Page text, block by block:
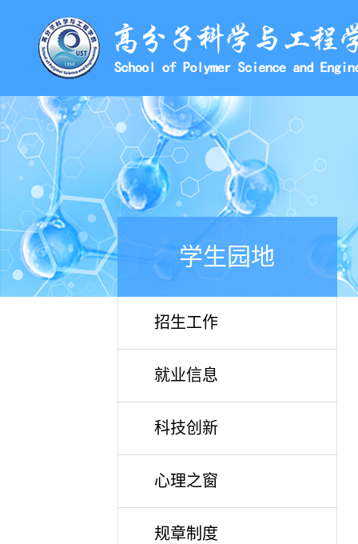
学生园地
招生工作
就业信息
科技创新
心理之窗
规章制度